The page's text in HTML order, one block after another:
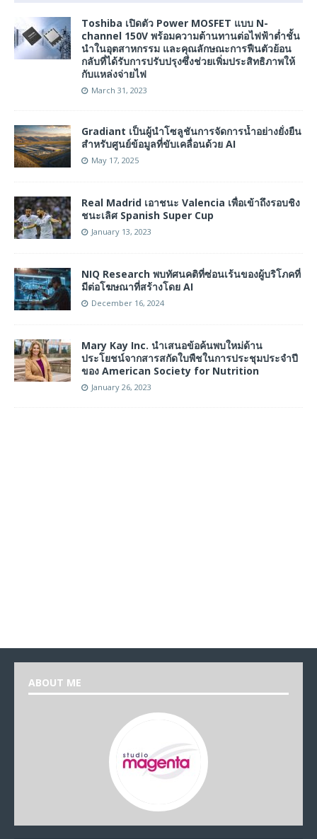
Toshiba เปิดตัว Power MOSFET แบบ N-
channel 150V พร้อมความต้านทานต่อไฟฟ้าต่ำชั้น
นำในอุตสาหกรรม และคุณลักษณะการฟืนตัวย้อน
กลับที่ได้รับการปรับปรุงซึ่งช่วยเพิ่มประสิทธิภาพให้
กับแหล่งจ่ายไฟ
March 31, 2023
Gradiant เป็นผู้นำโซลูชันการจัดการน้ำอย่างยั่งยืน
สำหรับศูนย์ข้อมูลที่ขับเคลื่อนด้วย AI
May 17, 2025
Real Madrid เอาชนะ Valencia เพื่อเข้าถึงรอบชิง
ชนะเลิศ Spanish Super Cup
January 13, 2023
NIQ Research พบทัศนคติที่ซ่อนเร้นของผู้บริโภคที่
มีต่อโฆษณาที่สร้างโดย AI
December 16, 2024
Mary Kay Inc. นำเสนอข้อค้นพบใหม่ด้าน
ประโยชน์จากสารสกัดใบพืชในการประชุมประจำปี
ของ American Society for Nutrition
January 26, 2023
ABOUT ME